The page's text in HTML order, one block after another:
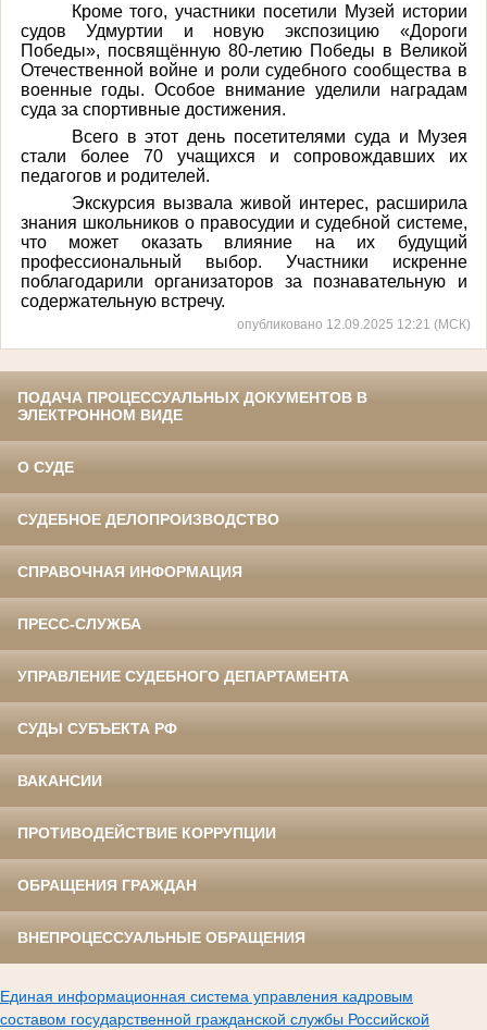
Кроме того, участники посетили Музей истории
судов Удмуртии и новую экспозицию «Дороги
Победы», посвящённую 80-летию Победы в Великой
Отечественной войне и роли судебного сообщества в
военные годы. Особое внимание уделили наградам
суда за спортивные достижения.
Всего в этот день посетителями суда и Музея
стали более 70 учащихся и сопровождавших их
педагогов и родителей.
Экскурсия вызвала живой интерес, расширила
знания школьников о правосудии и судебной системе,
что может оказать влияние на их будущий
профессиональный выбор. Участники искренне
поблагодарили организаторов за познавательную и
содержательную встречу.
опубликовано 12.09.2025 12:21 (МСК)
ПОДАЧА ПРОЦЕССУАЛЬНЫХ ДОКУМЕНТОВ В
ЭЛЕКТРОННОМ ВИДЕ
О СУДЕ
СУДЕБНОЕ ДЕЛОПРОИЗВОДСТВО
СПРАВОЧНАЯ ИНФОРМАЦИЯ
ПРЕСС-СЛУЖБА
УПРАВЛЕНИЕ СУДЕБНОГО ДЕПАРТАМЕНТА
СУДЫ СУБЪЕКТА РФ
ВАКАНСИИ
ПРОТИВОДЕЙСТВИЕ КОРРУПЦИИ
ОБРАЩЕНИЯ ГРАЖДАН
ВНЕПРОЦЕССУАЛЬНЫЕ ОБРАЩЕНИЯ
Единая информационная система управления кадровым
составом государственной гражданской службы Российской